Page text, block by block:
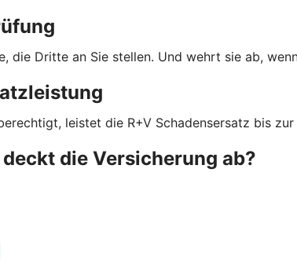
die Dritte an Sie stellen. Und wehrt sie ab,
leistet die R+V Schadensersatz bis
die Versicherung ab?